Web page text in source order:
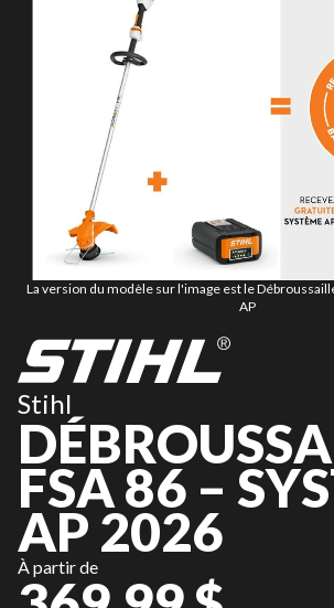
La version du modèle sur l'image est le
AP
Stihl
FSA 86 –
AP 2026
À partir de